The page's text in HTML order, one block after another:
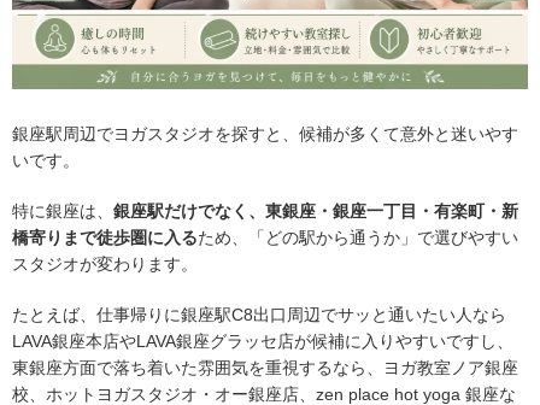
銀座駅周辺でヨガスタジオを探すと、候補が多くて意外と迷いやす
いです。
特に銀座は、 銀座駅だけでなく、東銀座・銀座一丁目・有楽町・新
橋寄りまで徒歩圏に入るため、「どの駅から通うか」で選びやすい
スタジオが変わります。
たとえば、仕事帰りに銀座駅C8出口周辺でサッと通いたい人なら
LAVA銀座本店やLAVA銀座グラッセ店が候補に入りやすいですし、
東銀座方面で落ち着いた雰囲気を重視するなら、ヨガ教室ノア銀座
校、ホットヨガスタジオ・オー銀座店、zen place hot yoga 銀座な